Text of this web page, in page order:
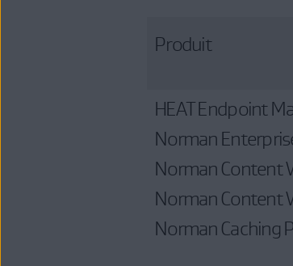
Produit
HEAT Endpoint
Norman
Norman Content
Norman Content
Norman Caching